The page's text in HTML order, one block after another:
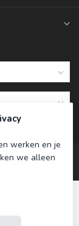
werken en je
we alleen